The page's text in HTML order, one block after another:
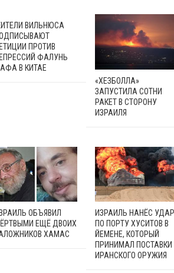
ВИЛЬНЮСА
ПРОТИВ
ФАЛУНЬ
В КИТАЕ
«ХЕЗБОЛЛА»
ЗАПУСТИЛА СОТНИ
РАКЕТ В СТОРОНУ
ИЗРАИЛЯ
ОБЪЯВИЛ
ЕЩЁ ДВОИХ
ХАМАС
ИЗРАИЛЬ НАНЁС УДАР
ПО ПОРТУ ХУСИТОВ В
ЙЕМЕНЕ, КОТОРЫЙ
ПРИНИМАЛ ПОСТАВКИ
ИРАНСКОГО ОРУЖИЯ